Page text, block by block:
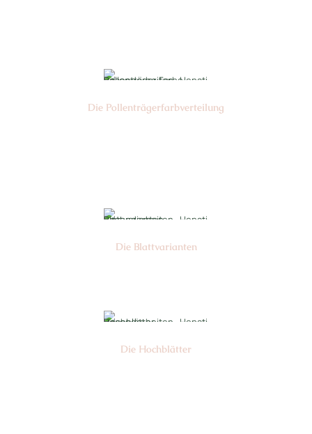
Die Pollen­trägerfarb­verteilung
Die Blattvarianten
Die Hochblätter